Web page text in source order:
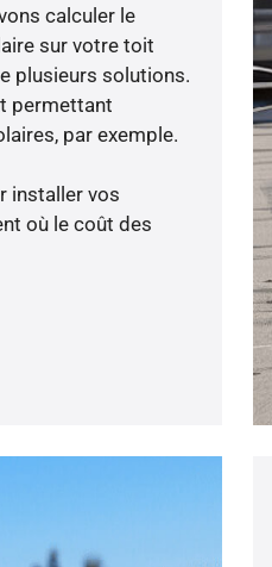
calculer le
sur votre toit
plusieurs solutions.
permettant
par exemple.
installer vos
où le coût des